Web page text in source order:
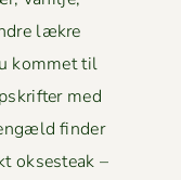
lækre
kom­met til
med
find­er
okses­teak –